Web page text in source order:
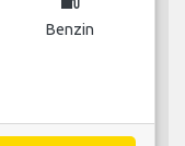
Benzin